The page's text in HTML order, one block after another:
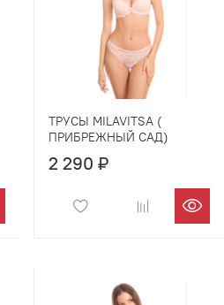
ТРУСЫ MILAVITSA (
ПРИБРЕЖНЫЙ САД)
2 290 ₽